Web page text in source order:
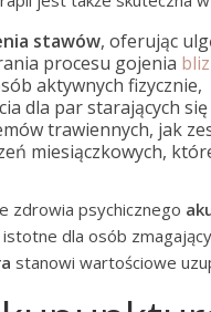
stawów, oferując
procesu gojenia
aktywnych fizycznie,
dla par starających się
trawiennych, jak
miesiączkowych,
zdrowia psychicznego
dla osób
stanowi wartościowe